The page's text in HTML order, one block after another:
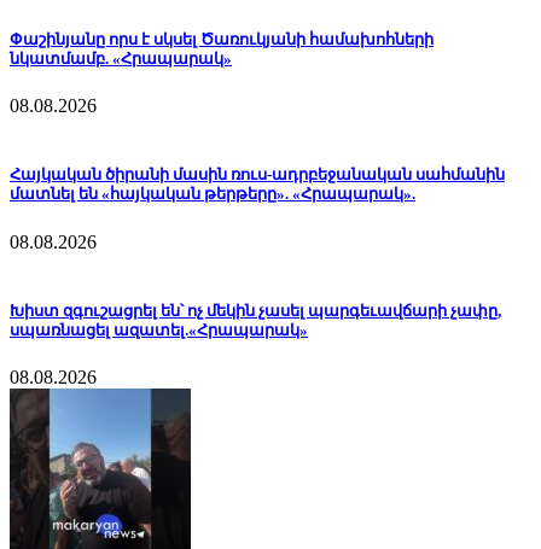
Փաշինյանը որս է սկսել Ծառուկյանի համախոհների
նկատմամբ. «Հրապարակ»
08.08.2026
Հայկական ծիրանի մասին ռուս-ադրբեջանական սահմանին
մատնել են «հայկական թերթերը». «Հրապարակ».
08.08.2026
Խիստ զգուշացրել են՝ ոչ մեկին չասել պարգեւավճարի չափը,
սպառնացել ազատել.«Հրապարակ»
08.08.2026